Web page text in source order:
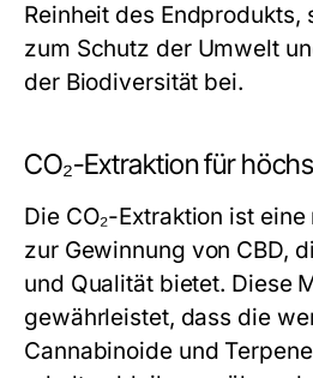
Reinheit des Endprodukts,
zum Schutz der Umwelt
der Biodiversität bei.
CO₂-Extraktion für
Die CO₂-Extraktion ist
zur Gewinnung von CBD,
und Qualität bietet. Diese
gewährleistet, dass die
Cannabinoide und